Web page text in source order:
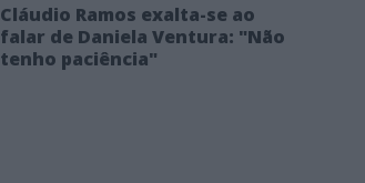
Cláudio Ramos exalta-se ao
falar de Daniela Ventura: "Não
tenho paciência"